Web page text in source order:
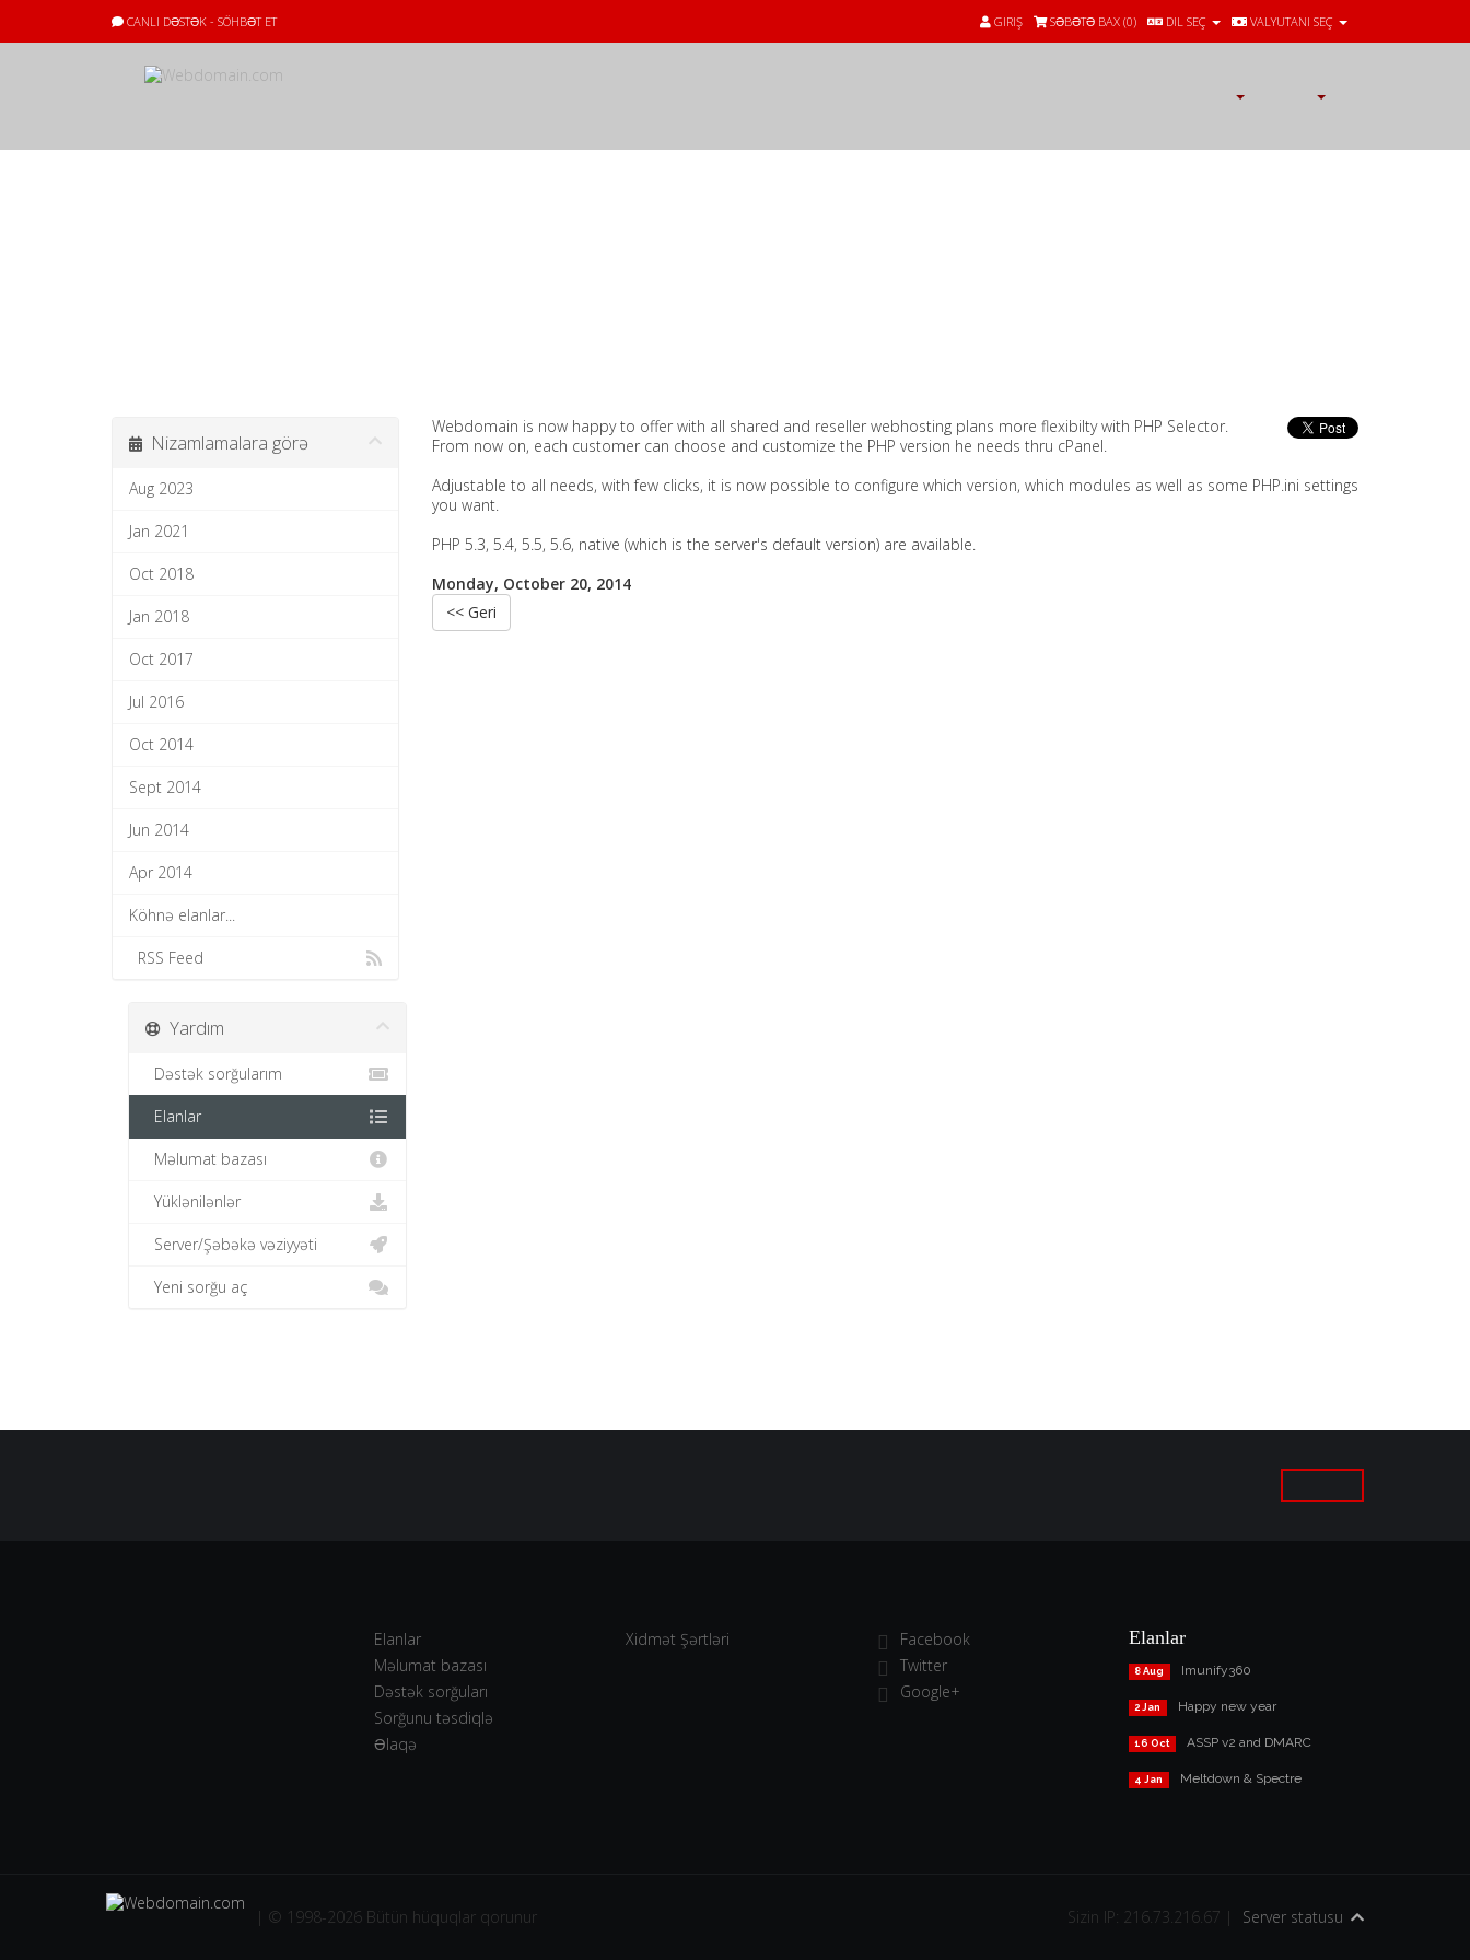
CANLI DƏSTƏK - SÖHBƏT ET VALYUTANI SEÇ
DIL SEÇ
GIRIŞ SƏBƏTƏ BAX (0)
Nizamlamalara görə
Aug 2023
Jan 2021
Oct 2018
Jan 2018
Oct 2017
Jul 2016
Oct 2014
Sept 2014
Jun 2014
Apr 2014
Köhnə elanlar...
RSS Feed
Webdomain is now happy to offer with all shared and reseller webhosting plans more flexibilty with PHP Selector.
From now on, each customer can choose and customize the PHP version he needs thru cPanel.
Adjustable to all needs, with few clicks, it is now possible to configure which version, which modules as well as some PHP.ini settings
you want.
PHP 5.3, 5.4, 5.5, 5.6, native (which is the server's default version) are available.
Monday, October 20, 2014
<< Geri
Yardım
Dəstək sorğularım
Elanlar
Məlumat bazası
Yüklənilənlər
Server/Şəbəkə vəziyyəti
Yeni sorğu aç
Elanlar
Məlumat bazası
Dəstək sorğuları
Sorğunu təsdiqlə
Əlaqə
Xidmət Şərtləri
Facebook
Twitter
Google+
Elanlar
8 Aug Imunify360
2 Jan Happy new year
16 Oct ASSP v2 and DMARC
4 Jan Meltdown & Spectre
| © 1998-2026 Bütün hüquqlar qorunur Sizin IP: 216.73.216.67 | Server statusu